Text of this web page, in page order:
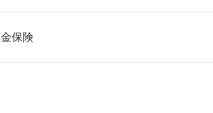
保険